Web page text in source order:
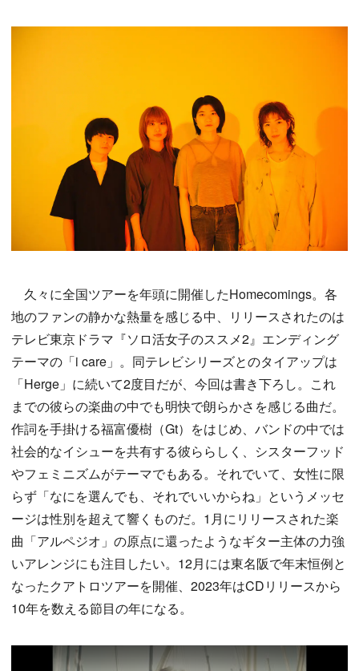
久々に全国ツアーを年頭に開催したHomecomings。各
地のファンの静かな熱量を感じる中、リリースされたのは
テレビ東京ドラマ『ソロ活女子のススメ2』エンディング
テーマの「i care」。同テレビシリーズとのタイアップは
「Herge」に続いて2度目だが、今回は書き下ろし。これ
までの彼らの楽曲の中でも明快で朗らかさを感じる曲だ。
作詞を手掛ける福富優樹（Gt）をはじめ、バンドの中では
社会的なイシューを共有する彼ららしく、シスターフッド
やフェミニズムがテーマでもある。それでいて、女性に限
らず「なにを選んでも、それでいいからね」というメッセ
ージは性別を超えて響くものだ。1月にリリースされた楽
曲「アルペジオ」の原点に還ったようなギター主体の力強
いアレンジにも注目したい。12月には東名阪で年末恒例と
なったクアトロツアーを開催、2023年はCDリリースから
10年を数える節目の年になる。